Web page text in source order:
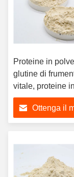
Proteine in
glutine di
vitale, proteine in
polvere di odore
frumentoOttenga il